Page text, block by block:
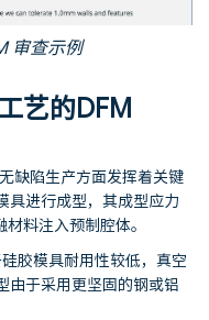
审查示例
艺的DFM
缺陷生产方面发挥着关键
具进行成型，其成型应力
料注入预制腔体。
胶模具耐用性较低，真空
由于采用更坚固的钢或铝